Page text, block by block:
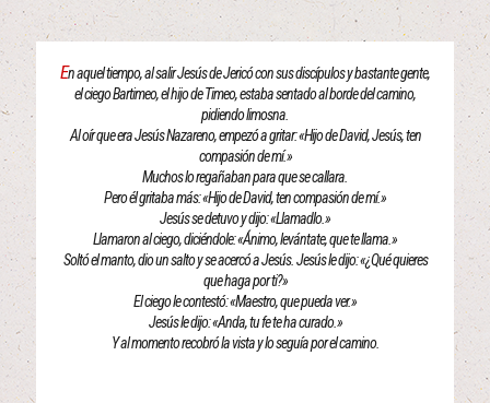
En aquel tiempo, al salir Jesús de Jericó con sus discípulos y bastante gente,
el ciego Bartimeo, el hijo de Timeo, estaba sentado al borde del camino,
pidiendo limosna.
Al oír que era Jesús Nazareno, empezó a gritar: «Hijo de David, Jesús, ten
compasión de mí.»
Muchos lo regañaban para que se callara.
Pero él gritaba más: «Hijo de David, ten compasión de mí.»
Jesús se detuvo y dijo: «Llamadlo.»
Llamaron al ciego, diciéndole: «Ánimo, levántate, que te llama.»
Soltó el manto, dio un salto y se acercó a Jesús. Jesús le dijo: «¿Qué quieres
que haga por ti?»
El ciego le contestó: «Maestro, que pueda ver.»
Jesús le dijo: «Anda, tu fe te ha curado.»
Y al momento recobró la vista y lo seguía por el camino.